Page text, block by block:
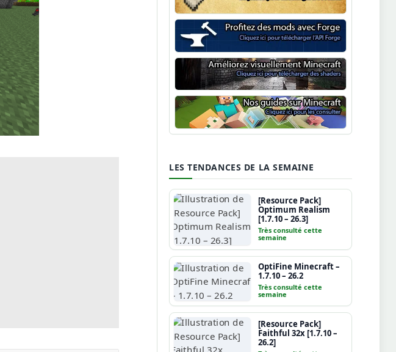
Minecraft Fabric
Minecraft Forge
Shaders Minecraft
Guide Minecraft
LES TENDANCES DE LA SEMAINE
[Resource Pack]
Optimum Realism
[1.7.10 – 26.3]
Très consulté cette
semaine
OptiFine Minecraft –
1.7.10 – 26.2
Très consulté cette
semaine
[Resource Pack]
Faithful 32x [1.7.10 –
26.2]